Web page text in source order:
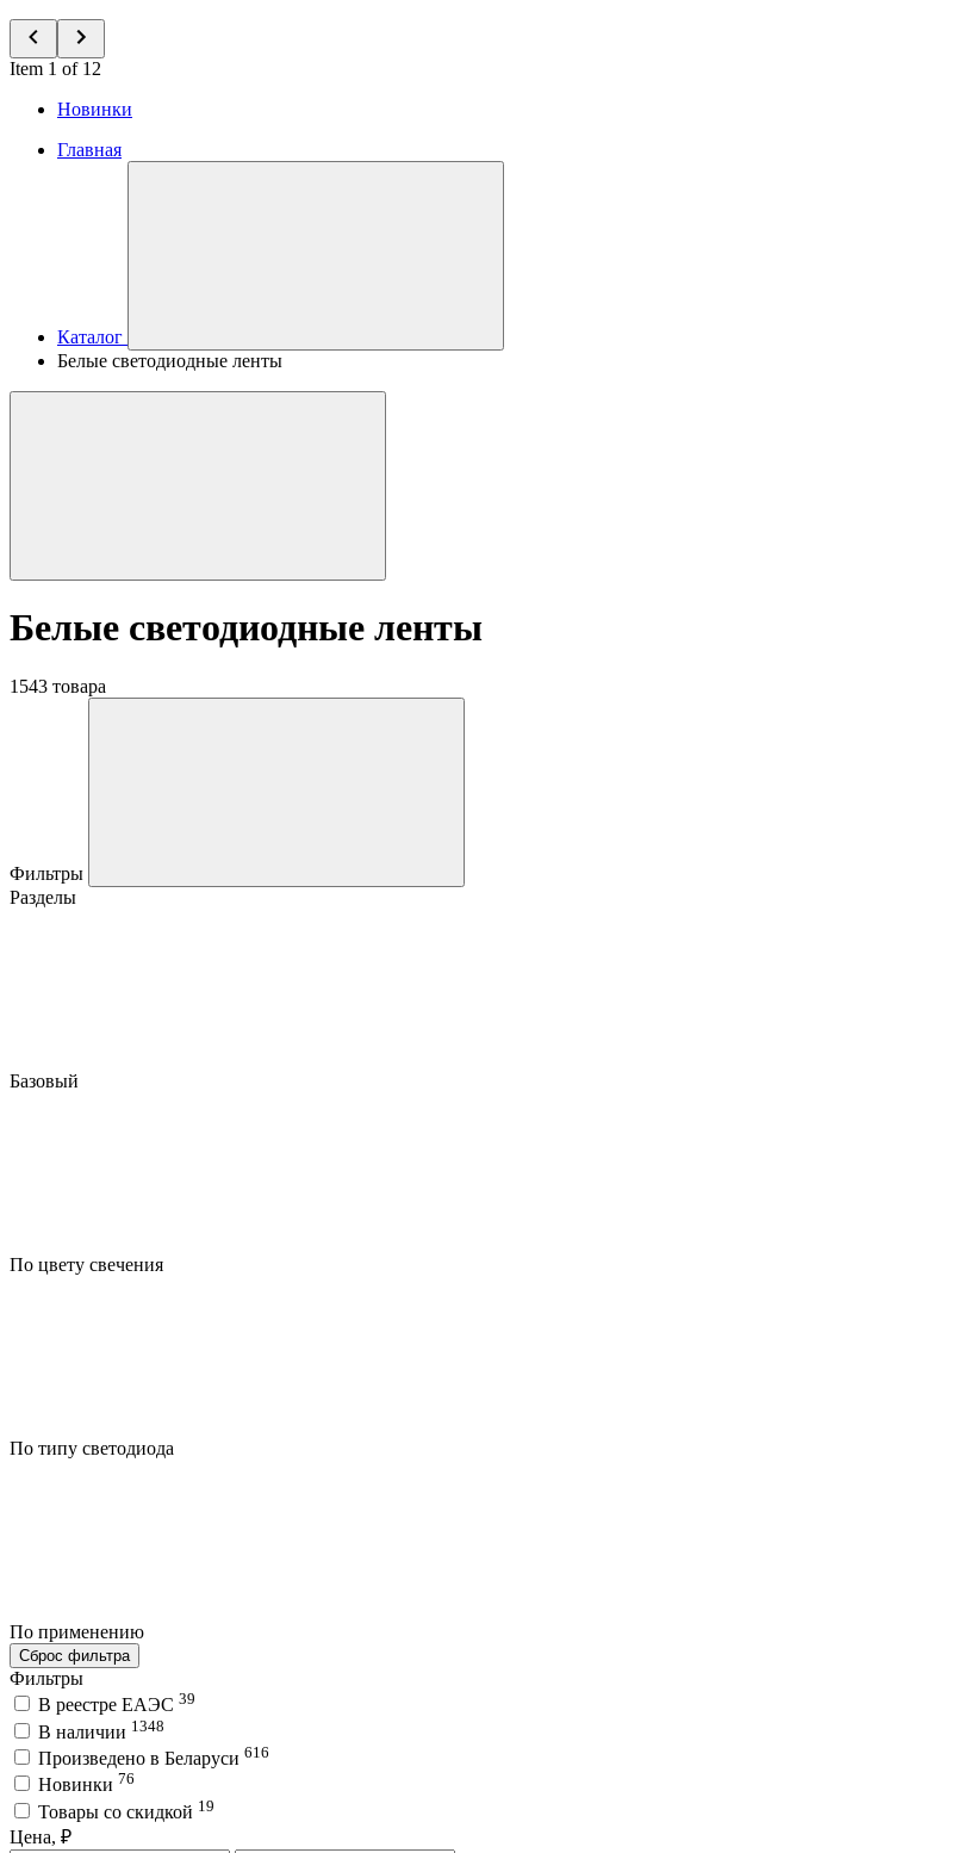
Item 1 of 12
Новинки
Главная
Каталог
Белые светодиодные ленты
Белые светодиодные ленты
1543 товара
Фильтры
Разделы
Базовый
По цвету свечения
По типу светодиода
По применению
Сброс фильтра
Фильтры
В реестре ЕАЭС 39
В наличии 1348
Произведено в Беларуси 616
Новинки 76
Товары со скидкой 19
Цена, ₽